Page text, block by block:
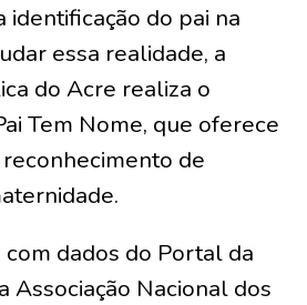
identificação do pai na
essa realidade, a
do Acre realiza o
Tem Nome, que oferece
de
dados do Portal da
Associação Nacional dos